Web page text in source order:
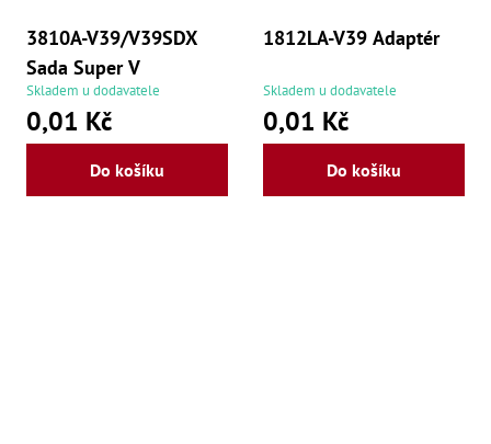
3810A-V39/V39SDX
Sada Super V
Skladem u dodavatele
0,01 Kč
Do košíku
1812LA-V39 Adaptér
Skladem u dodavatele
0,01 Kč
Do košíku